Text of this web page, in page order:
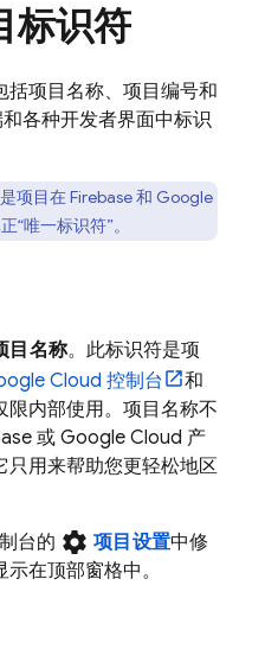
标识符
括项目名称、项目编号和
各种开发者界面中标识
是项目在 Firebase 和 Google
“唯一标识符”。
目名称。此标识符是项
Cloud 控制台
和
限内部使用。项目名称不
或Google Cloud 产
只用来帮助您更轻松地区
台的 settings 项目设置中修
在顶部窗格中。